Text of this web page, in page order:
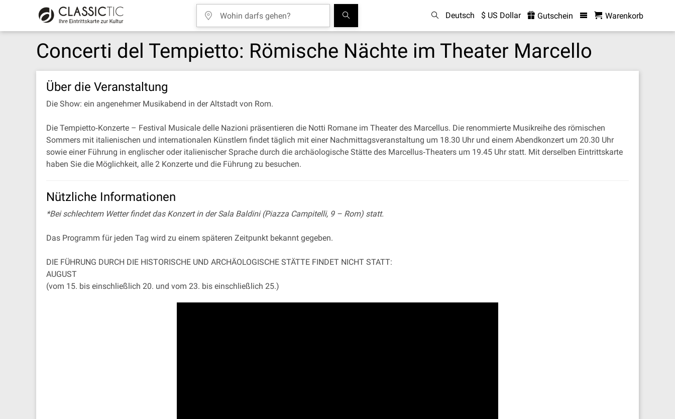
Deutsch $ US Dollar Gutschein Warenkorb
Concerti del Tempietto: Römische Nächte im Theater Marcello
Über die Veranstaltung
Die Show: ein angenehmer Musikabend in der Altstadt von Rom.
Die Tempietto‐Konzerte – Festival Musicale delle Nazioni präsentieren die Notti Romane im Theater des Marcellus. Die renommierte Musikreihe des römischen
Sommers mit italienischen und internationalen Künstlern findet täglich mit einer Nachmittagsveranstaltung um 18.30 Uhr und einem Abendkonzert um 20.30 Uhr
sowie einer Führung in englischer oder italienischer Sprache durch die archäologische Stätte des Marcellus‐Theaters um 19.45 Uhr statt. Mit derselben Eintrittskarte
haben Sie die Möglichkeit, alle 2 Konzerte und die Führung zu besuchen.
Nützliche Informationen
*Bei schlechtem Wetter findet das Konzert in der Sala Baldini (Piazza Campitelli, 9 – Rom) statt.
Das Programm für jeden Tag wird zu einem späteren Zeitpunkt bekannt gegeben.
DIE FÜHRUNG DURCH DIE HISTORISCHE UND ARCHÄOLOGISCHE STÄTTE FINDET NICHT STATT:
AUGUST
(vom 15. bis einschließlich 20. und vom 23. bis einschließlich 25.)